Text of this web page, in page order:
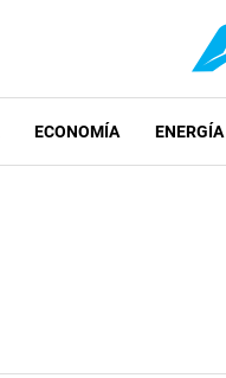
ECONOMÍA ENERGÍA